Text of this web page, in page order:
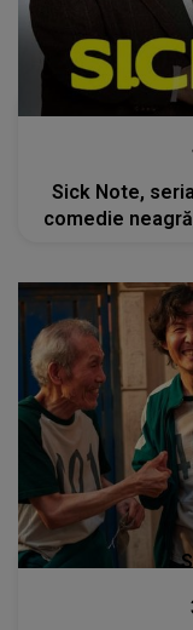
Sick Note,
comedie